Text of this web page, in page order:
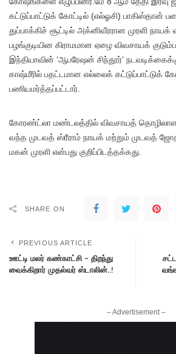
கட்டுப்பாட்டுக் கோட்டில் (எல்ஓசி) பாகிஸ்தான்
துப்பாக்கிச் சூட்டில் அக்னிவீரரான முரளி
பழங்குடியின கிராமமான ஏழை விவசாயக்
இந்தியாவின் ‘ஆபரேஷன் சிந்தூர்’
காஷ்மீரில் பதட்டமான எல்லைக் கட்டுப்பாட்டுக்
பணியமர்த்தப்பட்டார்.
கோரண்ட்லா மண்டலத்தில் விவசாயத்
வந்த முடவத் ஸ்ரீராம் நாயக் மற்றும் முடவத்
மகன் முரளி என்பது குறிப்பிடத்தக்கது.
SHARE ON
PREVIOUS ARTICLE
ஊட்டி மலர் கண்காட்சி – திறந்து
வைக்கிறார் முதல்வர் ஸ்டாலின்..!
– Advertisement –